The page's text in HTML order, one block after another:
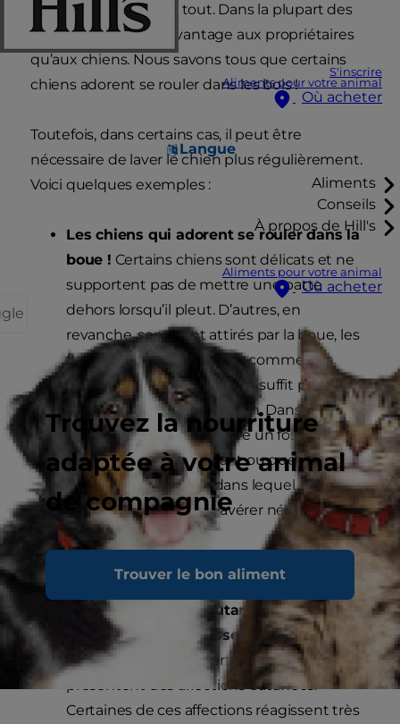
S'inscrire
Aliments pour votre animal
Où acheter
Langue
Aliments
Conseils
À propos de Hill's
Aliments pour votre animal
Où acheter
Trouvez la nourriture
adaptée à votre animal
de compagnie
Trouver le bon aliment
souvent, voire pas du tout. Dans la plupart des
cas, le bain profite davantage aux propriétaires
qu’aux chiens. Nous savons tous que certains
chiens adorent se rouler dans les bois !
Toutefois, dans certains cas, il peut être
nécessaire de laver le chien plus régulièrement.
Voici quelques exemples :
Les chiens qui adorent se rouler dans la
boue ! Certains chiens sont délicats et ne
supportent pas de mettre une patte
dehors lorsqu’il pleut. D’autres, en
revanche, semblent attirés par la boue, les
flaques d’eau et les fossés comme des
aimants ! Pour ces chiens, il suffit parfois de
les laver au jet dans le jardin. Dans d’autres
cas, surtout s’ils ont trouvé un fossé
particulièrement odorant ou quelque
chose de très collant dans lequel se rouler,
un shampoing peut s’avérer nécessaire.
En cas de troubles cutanés tels que la
séborrhée (peau grasse)
Malheureusement, certains chiens
présentent des affections cutanées.
Certaines de ces affections réagissent très